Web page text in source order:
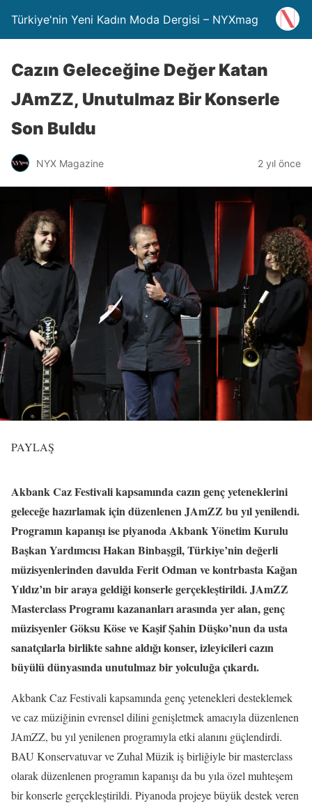
Türkiye'nin Yeni Kadın Moda Dergisi – NYXmag
Cazın Geleceğine Değer Katan
JAmZZ, Unutulmaz Bir Konserle
Son Buldu
NYX Magazine 2 yıl önce
PAYLAŞ
Akbank Caz Festivali kapsamında cazın genç yeteneklerini
geleceğe hazırlamak için düzenlenen JAmZZ bu yıl yenilendi.
Programın kapanışı ise piyanoda Akbank Yönetim Kurulu
Başkan Yardımcısı Hakan Binbaşgil, Türkiye’nin değerli
müzisyenlerinden davulda Ferit Odman ve kontrbasta Kağan
Yıldız’ın bir araya geldiği konserle gerçekleştirildi. JAmZZ
Masterclass Programı kazananları arasında yer alan, genç
müzisyenler Göksu Köse ve Kaşif Şahin Düşko’nun da usta
sanatçılarla birlikte sahne aldığı konser, izleyicileri cazın
büyülü dünyasında unutulmaz bir yolculuğa çıkardı.
Akbank Caz Festivali kapsamında genç yetenekleri desteklemek
ve caz müziğinin evrensel dilini genişletmek amacıyla düzenlenen
JAmZZ, bu yıl yenilenen programıyla etki alanını güçlendirdi.
BAU Konservatuvar ve Zuhal Müzik iş birliğiyle bir masterclass
olarak düzenlenen programın kapanışı da bu yıla özel muhteşem
bir konserle gerçekleştirildi. Piyanoda projeye büyük destek veren